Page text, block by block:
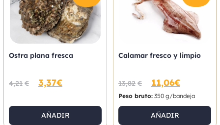
Ostra plana fresca
4,21 € 3,37€
AÑADIR
Calamar fresco y limpio
13,82 € 11,06€
Peso bruto: 350 g/bandeja
AÑADIR